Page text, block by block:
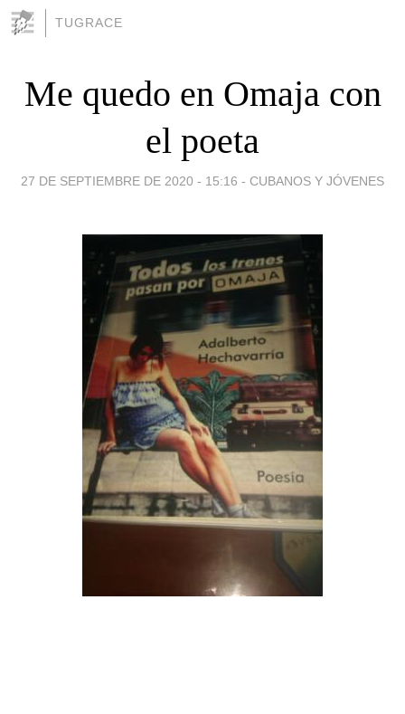
TUGRACE
Me quedo en Omaja con
el poeta
27 DE SEPTIEMBRE DE 2020 - 15:16 - CUBANOS Y JÓVENES